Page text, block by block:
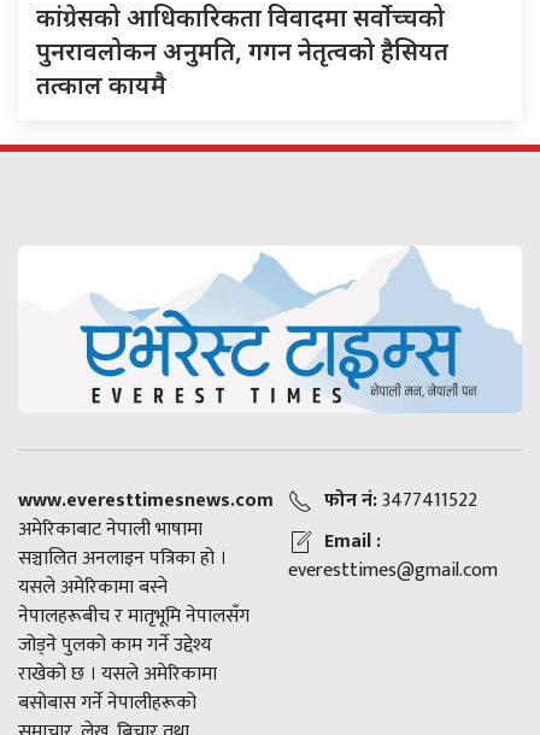
कांग्रेसको आधिकारिकता विवादमा सर्वोच्चको
पुनरावलोकन अनुमति, गगन नेतृत्वको हैसियत
तत्काल कायमै
www.everesttimesnews.com
अमेरिकाबाट नेपाली भाषामा
सञ्चालित अनलाइन पत्रिका हो ।
यसले अमेरिकामा बस्ने
नेपालहरूबीच र मातृभूमि नेपालसँग
जोड्ने पुलको काम गर्ने उद्देश्य
राखेको छ । यसले अमेरिकामा
बसोबास गर्ने नेपालीहरूको
फोन नं:3477411522
Email :
everesttimes@gmail.com